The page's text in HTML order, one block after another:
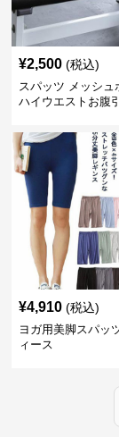
¥2,500 (税込)
スパッツ メッシュ
ハイウエストお腹
¥4,910 (税込)
ヨガ用美脚スパッ
ィース